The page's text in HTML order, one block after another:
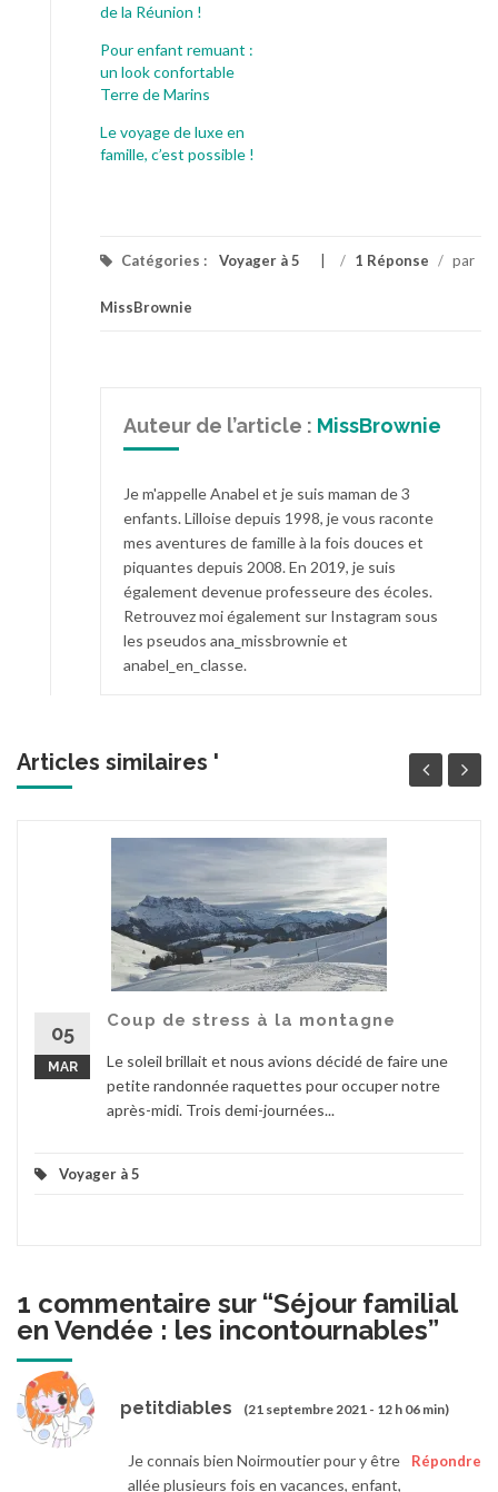
de la Réunion !
Pour enfant remuant :
un look confortable
Terre de Marins
Le voyage de luxe en
famille, c’est possible !
Catégories : Voyager à 5 / 1 Réponse / par
MissBrownie
Auteur de l’article : MissBrownie
Je m'appelle Anabel et je suis maman de 3
enfants. Lilloise depuis 1998, je vous raconte
mes aventures de famille à la fois douces et
piquantes depuis 2008. En 2019, je suis
également devenue professeure des écoles.
Retrouvez moi également sur Instagram sous
les pseudos ana_missbrownie et
anabel_en_classe.
Articles similaires '
05
MAR
Coup de stress à la montagne
Le soleil brillait et nous avions décidé de faire une
petite randonnée raquettes pour occuper notre
après-midi. Trois demi-journées...
Voyager à 5
1 commentaire sur “Séjour familial
en Vendée : les incontournables”
petitdiables (21 septembre 2021 - 12 h 06 min)
Répondre
Je connais bien Noirmoutier pour y être
allée plusieurs fois en vacances, enfant,